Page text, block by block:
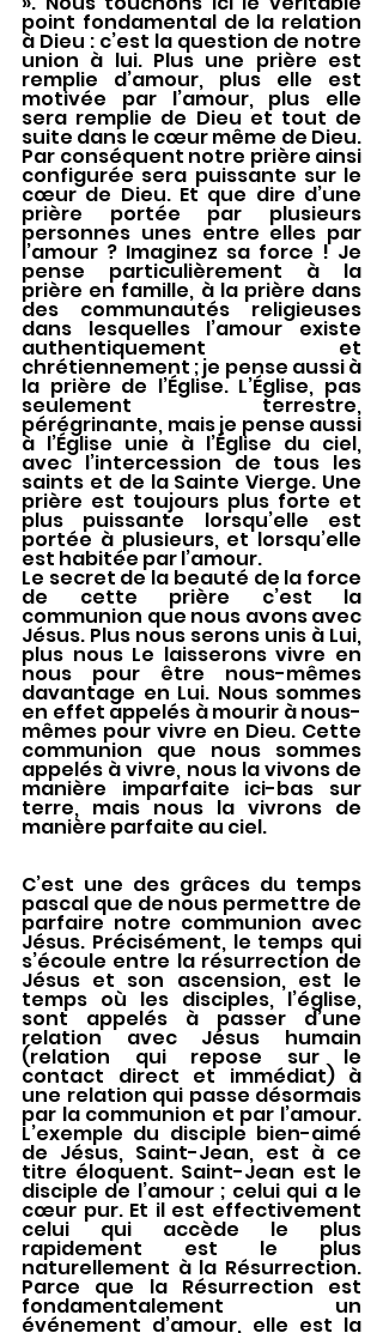
point fondamental de la relation
à Dieu : c’est la question de notre
union à lui. Plus une prière est
remplie d’amour, plus elle est
motivée par l’amour, plus elle
sera remplie de Dieu et tout de
suite dans le cœur même de Dieu.
Par conséquent notre prière ainsi
configurée sera puissante sur le
cœur de Dieu. Et que dire d’une
prière portée par plusieurs
personnes unes entre elles par
l’amour ? Imaginez sa force ! Je
pense particulièrement à la
prière en famille, à la prière dans
des communautés religieuses
dans lesquelles l’amour existe
authentiquement et
chrétiennement ; je pense aussi à
la prière de l’Église. L’Église, pas
seulement terrestre,
pérégrinante, mais je pense aussi
à l’Église unie à l’Église du ciel,
avec l’intercession de tous les
saints et de la Sainte Vierge. Une
prière est toujours plus forte et
plus puissante lorsqu’elle est
portée à plusieurs, et lorsqu’elle
est habitée par l’amour.
Le secret de la beauté de la force
de cette prière c’est la
communion que nous avons avec
Jésus. Plus nous serons unis à Lui,
plus nous Le laisserons vivre en
nous pour être nous-mêmes
davantage en Lui. Nous sommes
en effet appelés à mourir à nous-
mêmes pour vivre en Dieu. Cette
communion que nous sommes
appelés à vivre, nous la vivons de
manière imparfaite ici-bas sur
terre, mais nous la vivrons de
manière parfaite au ciel.
C’est une des grâces du temps
pascal que de nous permettre de
parfaire notre communion avec
Jésus. Précisément, le temps qui
s’écoule entre la résurrection de
Jésus et son ascension, est le
temps où les disciples, l’église,
sont appelés à passer d’une
relation avec Jésus humain
(relation qui repose sur le
contact direct et immédiat) à
une relation qui passe désormais
par la communion et par l’amour.
L’exemple du disciple bien-aimé
de Jésus, Saint-Jean, est à ce
titre éloquent. Saint-Jean est le
disciple de l’amour ; celui qui a le
cœur pur. Et il est effectivement
celui qui accède le plus
rapidement est le plus
naturellement à la Résurrection.
Parce que la Résurrection est
fondamentalement un
événement d’amour, elle est la